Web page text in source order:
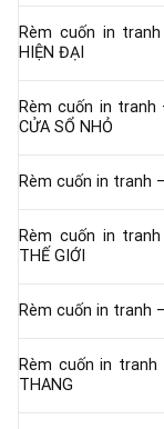
Rèm cuốn in
HIỆN ĐẠI
Rèm cuốn in tranh
CỬA SỔ NHỎ
Rèm cuốn in tranh
Rèm cuốn in
THẾ GIỚI
Rèm cuốn in tranh
Rèm cuốn in tranh
THANG